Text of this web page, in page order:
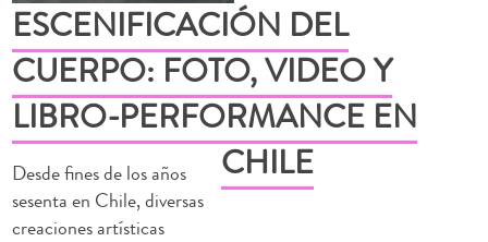
ESCENIFICACIÓN DEL
CUERPO: FOTO, VIDEO Y
LIBRO-PERFORMANCE EN
CHILE
Desde fines de los años
sesenta en Chile, diversas
creaciones artísticas